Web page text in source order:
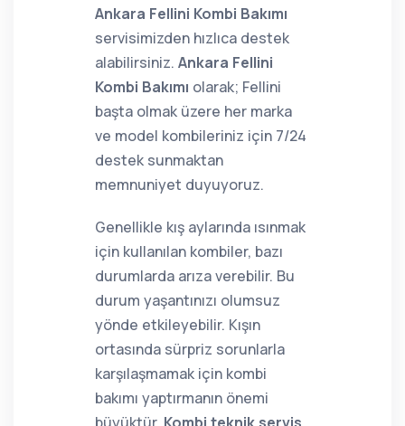
Ankara Fellini Kombi Bakımı
servisimizden hızlıca destek
alabilirsiniz. Ankara Fellini
Kombi Bakımı olarak; Fellini
başta olmak üzere her marka
ve model kombileriniz için 7/24
destek sunmaktan
memnuniyet duyuyoruz.
Genellikle kış aylarında ısınmak
için kullanılan kombiler, bazı
durumlarda arıza verebilir. Bu
durum yaşantınızı olumsuz
yönde etkileyebilir. Kışın
ortasında sürpriz sorunlarla
karşılaşmamak için kombi
bakımı yaptırmanın önemi